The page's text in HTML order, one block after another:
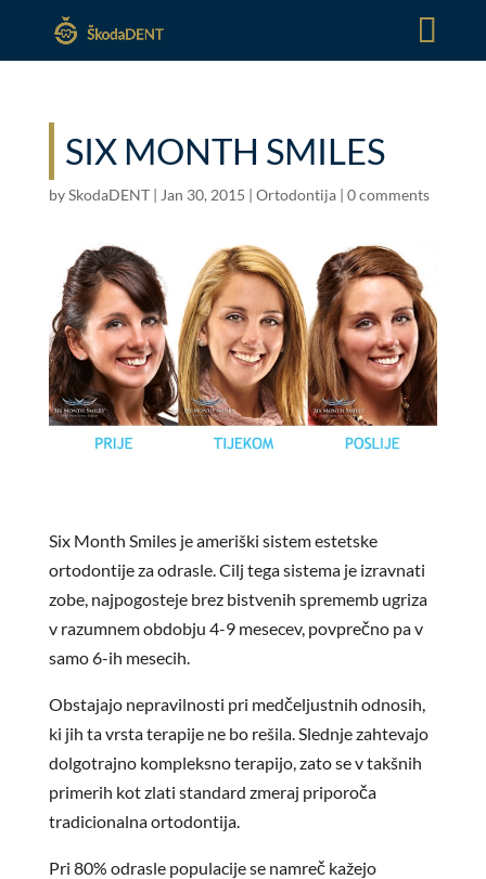
SIX MONTH SMILES
bySkodaDENT| Jan 30, 2015 | Ortodontija| 0 comments
Six Month Smiles je ameriški sistem estetske
ortodontije za odrasle. Cilj tega sistema je izravnati
zobe, najpogosteje brez bistvenih sprememb ugriza
v razumnem obdobju 4-9 mesecev, povprečno pa v
samo 6-ih mesecih.
Obstajajo nepravilnosti pri medčeljustnih odnosih,
ki jih ta vrsta terapije ne bo rešila. Slednje zahtevajo
dolgotrajno kompleksno terapijo, zato se v takšnih
primerih kot zlati standard zmeraj priporoča
tradicionalna ortodontija.
Pri 80% odrasle populacije se namreč kažejo